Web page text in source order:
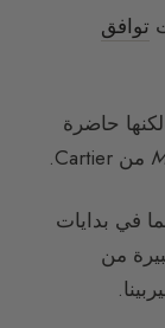
توافق
لكنها حاضرة
من Cartier.
في بدايات
من